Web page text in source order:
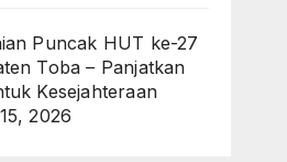
Puncak HUT ke-27
Toba – Panjatkan
Kesejahteraan
2026